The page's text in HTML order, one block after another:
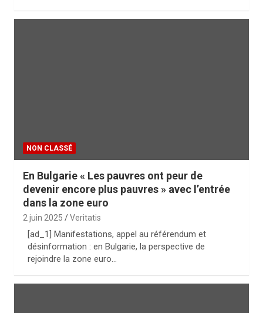
NON CLASSÉ
En Bulgarie « Les pauvres ont peur de
devenir encore plus pauvres » avec l’entrée
dans la zone euro
2 juin 2025 Veritatis
[ad_1] Manifestations, appel au référendum et
désinformation : en Bulgarie, la perspective de
rejoindre la zone euro…